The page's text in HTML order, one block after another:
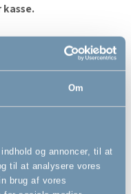
Om
og annoncer, til at
til at analysere vores
brug af vores